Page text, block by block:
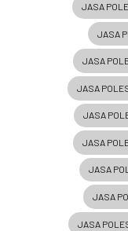
JASA
JASA
JASA
JASA
JASA
JASA
JASA
JASA
JASA